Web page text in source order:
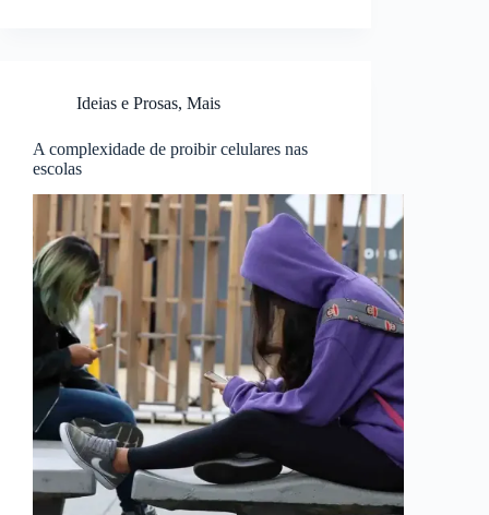
Ideias e Prosas, Mais
A complexidade de proibir celulares nas
escolas